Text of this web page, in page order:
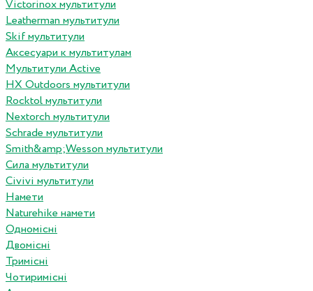
Victorinox мультитули
Leatherman мультитули
Skif мультитули
Аксесуари к мультитулам
Мультитули Active
HX Outdoors мультитули
Rocktol мультитули
Nextorch мультитули
Schrade мультитули
Smith&amp;Wesson мультитули
Сила мультитули
Civivi мультитули
Намети
Naturehike намети
Одномісні
Двомісні
Тримісні
Чотиримісні